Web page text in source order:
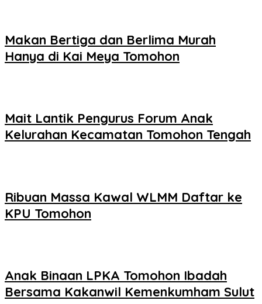
Makan Bertiga dan Berlima Murah
Hanya di Kai Meya Tomohon
Mait Lantik Pengurus Forum Anak
Kelurahan Kecamatan Tomohon Tengah
Ribuan Massa Kawal WLMM Daftar ke
KPU Tomohon
Anak Binaan LPKA Tomohon Ibadah
Bersama Kakanwil Kemenkumham Sulut